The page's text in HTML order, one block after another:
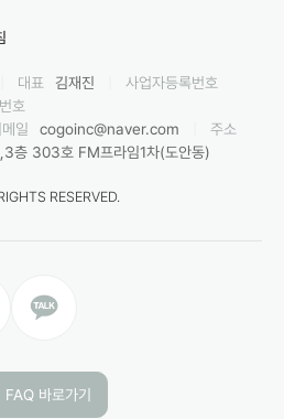
대표 김재진
사업자등록번호
호
일 cogoinc@naver.com
주소
층 303호 FM프라임1차(도안동)
RESERVED.
FAQ 바로가기